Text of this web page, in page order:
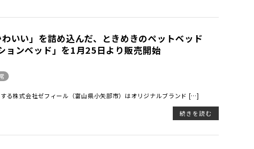
いい」を詰め込んだ、ときめきのペットベッド
ョンベッド」を1月25日より販売開始
る株式会社ゼフィール（富山県小矢部市）はオリジナルブランド […]
続きを読む